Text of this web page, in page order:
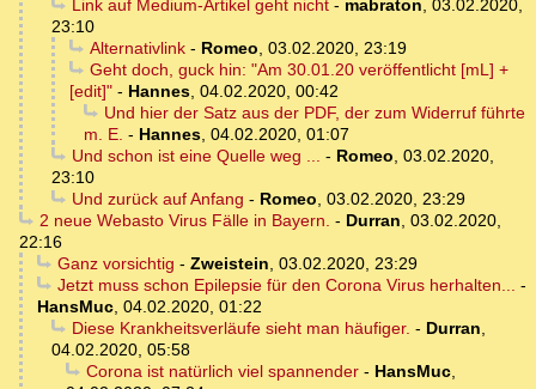
Link auf Medium-Artikel geht nicht- mabraton, 03.02.2020,
23:10
Alternativlink- Romeo, 03.02.2020, 23:19
Geht doch, guck hin: "Am 30.01.20 veröffentlicht [mL] +
[edit]" - Hannes, 04.02.2020, 00:42
Und hier der Satz aus der PDF, der zum Widerruf führte
m. E. - Hannes, 04.02.2020, 01:07
Und schon ist eine Quelle weg ... - Romeo, 03.02.2020,
23:10
Und zurück auf Anfang - Romeo, 03.02.2020, 23:29
2 neue Webasto Virus Fälle in Bayern. - Durran, 03.02.2020,
22:16
Ganz vorsichtig - Zweistein, 03.02.2020, 23:29
Jetzt muss schon Epilepsie für den Corona Virus herhalten... -
HansMuc, 04.02.2020, 01:22
Diese Krankheitsverläufe sieht man häufiger. - Durran,
04.02.2020, 05:58
Corona ist natürlich viel spannender- HansMuc,